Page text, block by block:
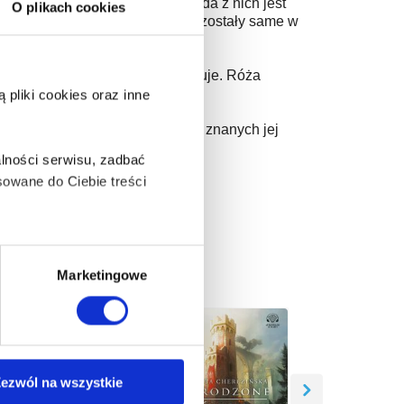
O plikach cookies
pliki cookies oraz inne
serwisu, zadbać
do Ciebie treści
także takie, które wymagają
Marketingowe
na wszystkie
Ewka, Róża i Mirka. Każda z nich jest
i lepszego życia. One pozostały same w
z sytuacją, jak potrafią.
męża już nie potrzebuje. Róża
i dobrze jej z tym.
doświadczeń własnych i znanych jej